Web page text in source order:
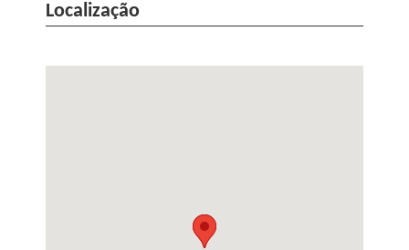
Localização